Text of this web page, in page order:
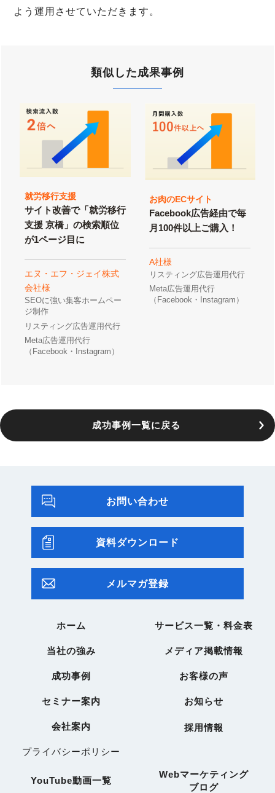
よう運用させていただきます。
類似した成果事例
就労移行支援
サイト改善で「就労移行
支援 京橋」の検索順位
が1ページ目に
エヌ・エフ・ジェイ株式
会社様
SEOに強い集客ホームペー
ジ制作
リスティング広告運用代行
Meta広告運用代行
（Facebook・Instagram）
お肉のECサイト
Facebook広告経由で毎
月100件以上ご購入！
A社様
リスティング広告運用代行
Meta広告運用代行
（Facebook・Instagram）
成功事例一覧に戻る
お問い合わせ
資料ダウンロード
メルマガ登録
ホーム サービス一覧・料金表
当社の強み メディア掲載情報
成功事例 お客様の声
セミナー案内 お知らせ
会社案内 採用情報
プライバシーポリシー
YouTube動画一覧
Webマーケティング
ブログ